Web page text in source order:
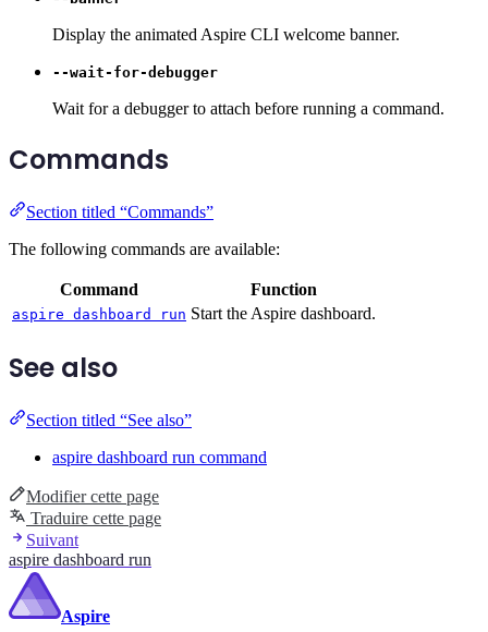
Display the animated Aspire CLI welcome banner.
--wait-for-debugger
Wait for a debugger to attach before running a command.
Commands
Section titled “Commands”
The following commands are available:
Command Function
aspire dashboard run Start the Aspire dashboard.
See also
Section titled “See also”
aspire dashboard run command
Modifier cette page
Traduire cette page
Suivant
aspire dashboard run
Aspire